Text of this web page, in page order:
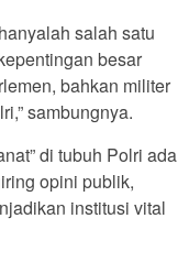
salah satu
besar
bahkan militer
sambungnya.
di tubuh Polri ada
opini publik,
institusi vital